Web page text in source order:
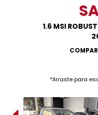
1.6 MSI
*Arraste para